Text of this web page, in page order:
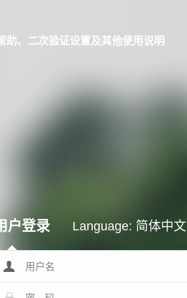
助、二次验证设置及其他使用说明
户登录 Language: 简体中文